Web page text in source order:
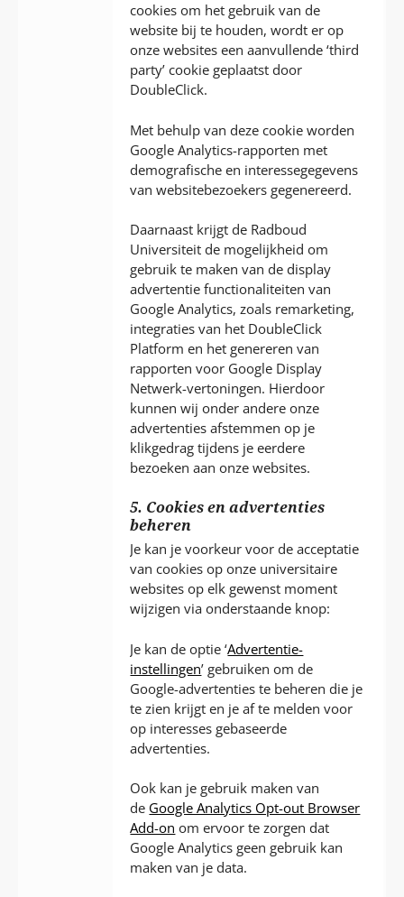
cookies om het gebruik van de
website bij te houden, wordt er op
onze websites een aanvullende ‘third
party’ cookie geplaatst door
DoubleClick.
Met behulp van deze cookie worden
Google Analytics-rapporten met
demografische en interessegegevens
van websitebezoekers gegenereerd.
Daarnaast krijgt de Radboud
Universiteit de mogelijkheid om
gebruik te maken van de display
advertentie functionaliteiten van
Google Analytics, zoals remarketing,
integraties van het DoubleClick
Platform en het genereren van
rapporten voor Google Display
Netwerk-vertoningen. Hierdoor
kunnen wij onder andere onze
advertenties afstemmen op je
klikgedrag tijdens je eerdere
bezoeken aan onze websites.
5. Cookies en advertenties
beheren
Je kan je voorkeur voor de acceptatie
van cookies op onze universitaire
websites op elk gewenst moment
wijzigen via onderstaande knop:
Je kan de optie ‘Advertentie-
instellingen’ gebruiken om de
Google-advertenties te beheren die je
te zien krijgt en je af te melden voor
op interesses gebaseerde
advertenties.
Ook kan je gebruik maken van
de Google Analytics Opt-out Browser
Add-on om ervoor te zorgen dat
Google Analytics geen gebruik kan
maken van je data.